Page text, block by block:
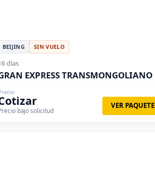
BEIJING SIN VUELO
días
EXPRESS TRANSMONGOLIANO
bajo solicitud
VER PAQUETE